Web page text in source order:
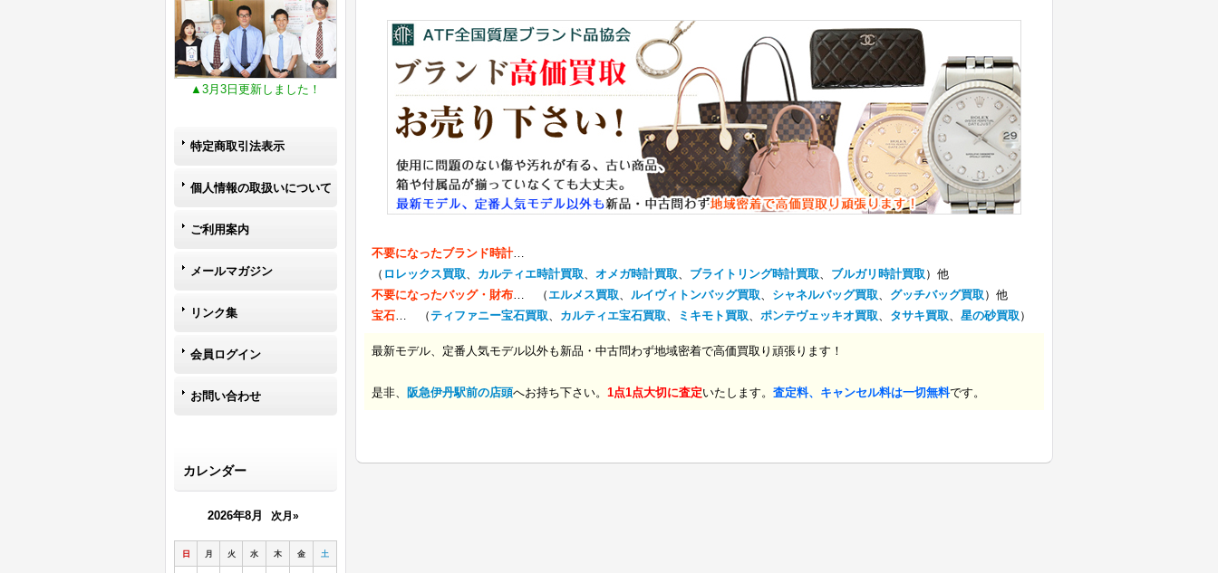
▲3月3日更新しました！
特定商取引法表示
個人情報の取扱いについて
ご利用案内
メールマガジン
リンク集
会員ログイン
お問い合わせ
カレンダー
2026年8月 次月»
日 月 火 水 木 金 土
不要になったブランド時計…
（ ロレックス買取、 カルティエ時計買取、 オメガ時計買取、 ブライトリング時計買取、 ブルガリ時計買取 ）他
不要になったバッグ・財布… （ エルメス買取、 ルイヴィトンバッグ買取、 シャネルバッグ買取、 グッチバッグ買取 ）他
宝石… （ティファニー宝石買取、 カルティエ宝石買取、 ミキモト買取、 ポンテヴェッキオ買取、 タサキ買取、 星の砂買取 ）
最新モデル、定番人気モデル以外も新品・中古問わず地域密着で高価買取り頑張ります！
是非、 阪急伊丹駅前の店頭へお持ち下さい。 1点1点大切に査定いたします。 査定料、キャンセル料は一切無料です。